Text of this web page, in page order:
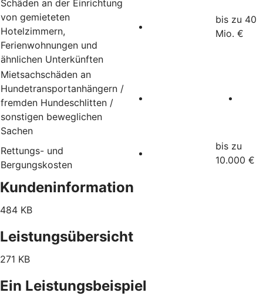
Schäden an der Einrichtung
von gemieteten
Hotelzimmern,
Ferienwohnungen und
ähnlichen Unterkünften
bis zu 40
Mio. €
Mietsachschäden an
Hundetransportanhängern /
fremden Hundeschlitten /
sonstigen beweglichen
Sachen
Rettungs- und
Bergungskosten
bis zu
10.000 €
Kundeninformation
484 KB
Leistungsübersicht
271 KB
Ein Leistungsbeispiel